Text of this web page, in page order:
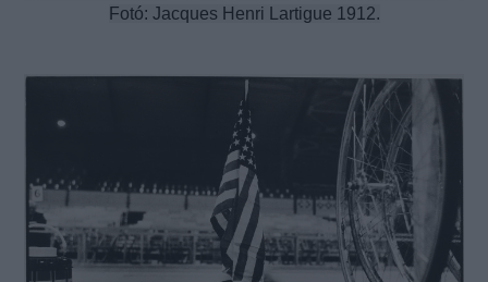
Fotó: Jacques Henri Lartigue 1912.